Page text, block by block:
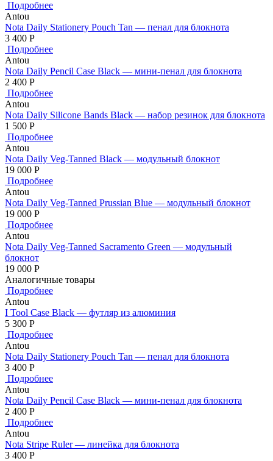
Подробнее
Antou
Nota Daily Stationery Pouch Tan — пенал для блокнота
3 400 Р
Подробнее
Antou
Nota Daily Pencil Case Black — мини-пенал для блокнота
2 400 Р
Подробнее
Antou
Nota Daily Silicone Bands Black — набор резинок для блокнота
1 500 Р
Подробнее
Antou
Nota Daily Veg-Tanned Black — модульный блокнот
19 000 Р
Подробнее
Antou
Nota Daily Veg-Tanned Prussian Blue — модульный блокнот
19 000 Р
Подробнее
Antou
Nota Daily Veg-Tanned Sacramento Green — модульный
блокнот
19 000 Р
Аналогичные товары
Подробнее
Antou
I Tool Case Black — футляр из алюминия
5 300 Р
Подробнее
Antou
Nota Daily Stationery Pouch Tan — пенал для блокнота
3 400 Р
Подробнее
Antou
Nota Daily Pencil Case Black — мини-пенал для блокнота
2 400 Р
Подробнее
Antou
Nota Stripe Ruler — линейка для блокнота
3 400 Р